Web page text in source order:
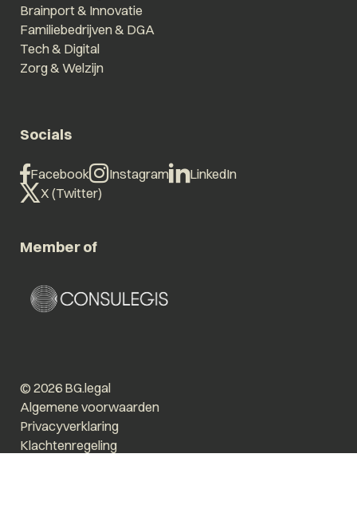
Brainport & Innovatie
Familiebedrijven & DGA
Tech & Digital
Zorg & Welzijn
Socials
Facebook Instagram
LinkedIn
X (Twitter)
Member of
© 2026 BG.legal
Algemene voorwaarden
Privacyverklaring
Klachtenregeling